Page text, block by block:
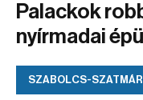
Palackok
nyírmadai
SZABOLCS-